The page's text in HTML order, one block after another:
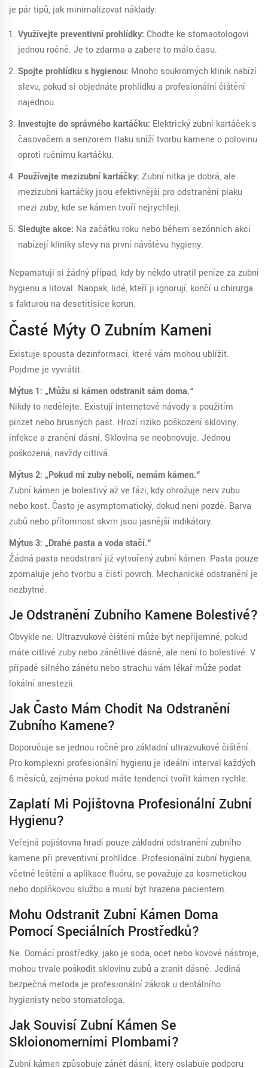
je pár tipů, jak minimalizovat náklady:
Využívejte preventivní prohlídky: Chodte ke stomaotologovi
jednou ročně. Je to zdarma a zabere to málo času.
Spojte prohlídku s hygienou: Mnoho soukromých klinik nabízí
slevu, pokud si objednáte prohlídku a profesionální čištění
najednou.
Investujte do správného kartáčku: Elektrický zubní kartáček s
časovačem a senzorem tlaku sníží tvorbu kamene o polovinu
oproti ručnímu kartáčku.
Používejte mezizubní kartáčky: Zubní nitka je dobrá, ale
mezizubní kartáčky jsou efektivnější pro odstranění plaku
mezi zuby, kde se kámen tvoří nejrychleji.
Sledujte akce: Na začátku roku nebo během sezónních akcí
nabízejí kliniky slevy na první návštěvu hygieny.
Nepamatuji si žádný případ, kdy by někdo utratil peníze za zubní
hygienu a litoval. Naopak, lidé, kteří ji ignorují, končí u chirurga
s fakturou na desetitisíce korun.
Časté Mýty O Zubním Kameni
Existuje spousta dezinformací, které vám mohou ublížit.
Pojďme je vyvrátit.
Mýtus 1: „Můžu si kámen odstranit sám doma.“
Nikdy to nedělejte. Existují internetové návody s použitím
pinzet nebo brusných past. Hrozí riziko poškození skloviny,
infekce a zranění dásní. Sklovina se neobnovuje. Jednou
poškozená, navždy citlivá.
Mýtus 2: „Pokud mi zuby nebolí, nemám kámen.“
Zubní kámen je bolestivý až ve fázi, kdy ohrožuje nerv zubu
nebo kost. Často je asymptomatický, dokud není pozdě. Barva
zubů nebo přítomnost skvrn jsou jasnější indikátory.
Mýtus 3: „Drahé pasta a voda stačí.“
Žádná pasta neodstraní již vytvořený zubní kámen. Pasta pouze
zpomaluje jeho tvorbu a čistí povrch. Mechanické odstranění je
nezbytné.
Je Odstranění Zubního Kamene Bolestivé?
Obvykle ne. Ultrazvukové čištění může být nepříjemné, pokud
máte citlivé zuby nebo zánětlivé dásně, ale není to bolestivé. V
případě silného zánětu nebo strachu vám lékař může podat
lokální anestezii.
Jak Často Mám Chodit Na Odstranění
Zubního Kamene?
Doporučuje se jednou ročně pro základní ultrazvukové čištění.
Pro komplexní profesionální hygienu je ideální interval každých
6 měsíců, zejména pokud máte tendenci tvořit kámen rychle.
Zaplatí Mi Pojišťovna Profesionální Zubní
Hygienu?
Veřejná pojišťovna hradí pouze základní odstranění zubního
kamene při preventivní prohlídce. Profesionální zubní hygiena,
včetně leštění a aplikace fluóru, se považuje za kosmetickou
nebo doplňkovou službu a musí být hrazena pacientem.
Mohu Odstranit Zubní Kámen Doma
Pomocí Speciálních Prostředků?
Ne. Domácí prostředky, jako je soda, ocet nebo kovové nástroje,
mohou trvale poškodit sklovinu zubů a zranit dásně. Jediná
bezpečná metoda je profesionální zákrok u dentálního
hygienisty nebo stomatologa.
Jak Souvisí Zubní Kámen Se
Skloionomerními Plombami?
Zubní kámen způsobuje zánět dásní, který oslabuje podporu